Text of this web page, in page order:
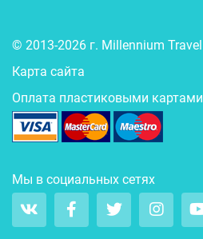
© 2013-2026 г. Millennium Travel
Карта сайта
Оплата пластиковыми картами
Мы в социальных сетях